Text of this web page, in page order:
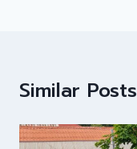
Similar Posts